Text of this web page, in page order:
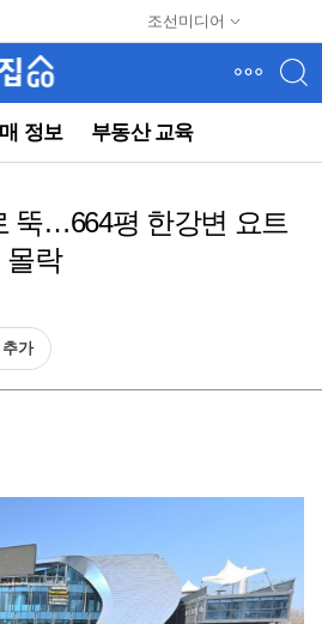
조선미디어
정보 부동산 교육
뚝…664평 한강변 요트
몰락
가